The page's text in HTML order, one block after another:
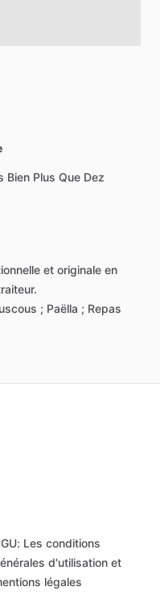
Bien Plus Que Dez
et originale en
; Paëlla ; Repas
Les conditions
d'utilisation et
légales